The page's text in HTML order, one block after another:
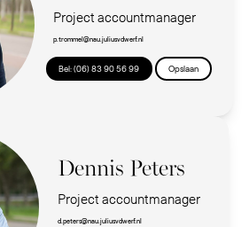
Project accountmanager
p.trommel@nau.juliusvdwerf.nl
Bel: (06) 83 90 56 99 Opslaan
Dennis Peters
Project accountmanager
d.peters@nau.juliusvdwerf.nl